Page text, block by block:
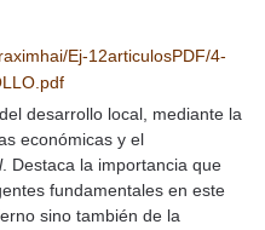
Ej-12articulosPDF/4-
desarrollo local, mediante la
económicas y el
. Destaca la importancia que
fundamentales en este
sino también de la